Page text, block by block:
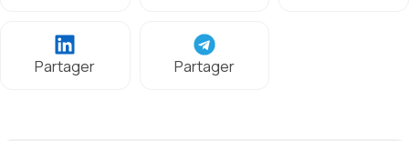
Partager Partager